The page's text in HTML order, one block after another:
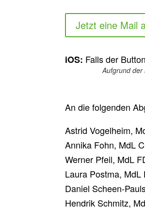
Jetzt eine Mail
iOS: Falls der
Aufgrund der
An die folgenden
Astrid Vogelheim,
Annika Fohn, MdL
Werner Pfeil, MdL
Laura Postma, MdL
Daniel Scheen-
Hendrik Schmitz,